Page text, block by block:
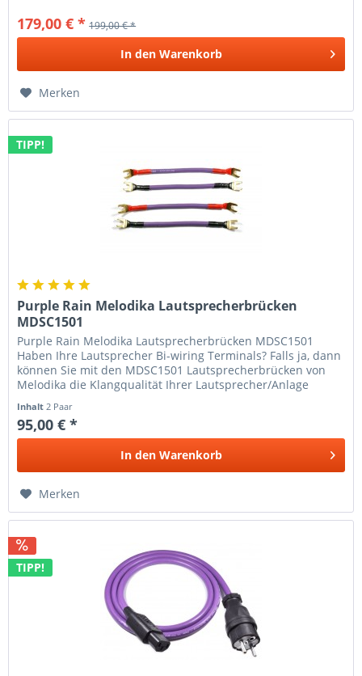
179,00 € * 199,00 € *
In den Warenkorb
Merken
TIPP!
Purple Rain Melodika Lautsprecherbrücken
MDSC1501
Purple Rain Melodika Lautsprecherbrücken MDSC1501
Haben Ihre Lautsprecher Bi-wiring Terminals? Falls ja, dann
können Sie mit den MDSC1501 Lautsprecherbrücken von
Melodika die Klangqualität Ihrer Lautsprecher/Anlage
Inhalt 2 Paar
95,00 € *
In den Warenkorb
Merken
TIPP!